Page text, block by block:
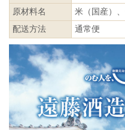
原材料名
米（国産）
配送方法
通常便